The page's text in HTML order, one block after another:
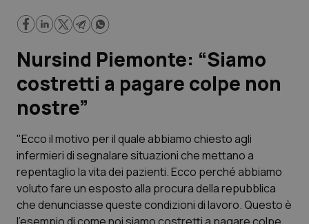
Governo e Parlamento
Regioni e Asl
Lavoro e Professioni
Scienza e Farmaci
Studi e Analisi
Lettere al direttore
Nursind Piemonte: “Siamo
costretti a pagare colpe non
nostre”
"Ecco il motivo per il quale abbiamo chiesto agli
infermieri di segnalare situazioni che mettano a
repentaglio la vita dei pazienti. Ecco perché abbiamo
voluto fare un esposto alla procura della repubblica
che denunciasse queste condizioni di lavoro. Questo è